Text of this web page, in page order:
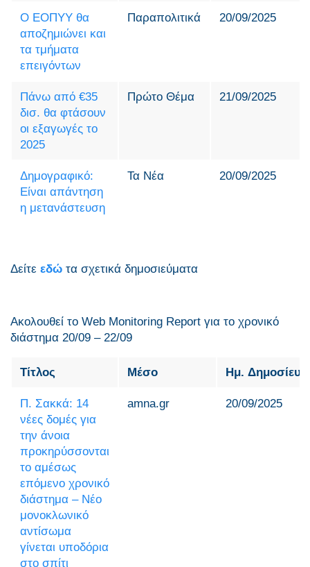
Ο ΕΟΠΥΥ θα
αποζημιώνει και
τα τμήματα
επειγόντων
Παραπολιτικά 20/09/2025
Πάνω από €35
δισ. θα φτάσουν
οι εξαγωγές το
2025
Πρώτο Θέμα 21/09/2025
Δημογραφικό:
Είναι απάντηση
η μετανάστευση
Τα Νέα 20/09/2025
Δείτε εδώ τα σχετικά δημοσιεύματα
Ακολουθεί το Web Monitoring Report για τo χρονικό
διάστημα 20/09 – 22/09
Τίτλος Μέσο Ημ.
Π. Σακκά: 14
νέες δομές για
την άνοια
προκηρύσσονται
το αμέσως
επόμενο χρονικό
διάστημα – Νέο
μονοκλωνικό
αντίσωμα
γίνεται υποδόρια
στο σπίτι
amna.gr 20/09/2025